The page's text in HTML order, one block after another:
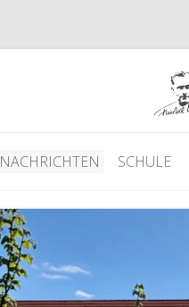
NACHRICHTEN SCHULE